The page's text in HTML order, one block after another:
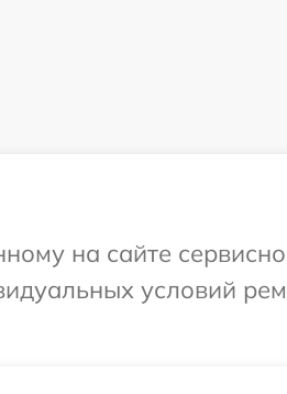
на сайте
условий